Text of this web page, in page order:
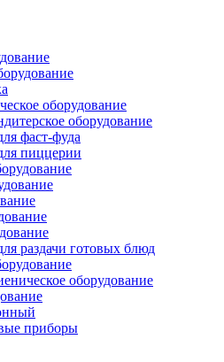
оборудование
оборудование
фаст-фуда
пиццерии
раздачи готовых блюд
оборудование
приборы